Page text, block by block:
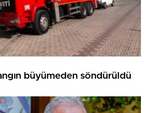
büyümeden söndürüldü